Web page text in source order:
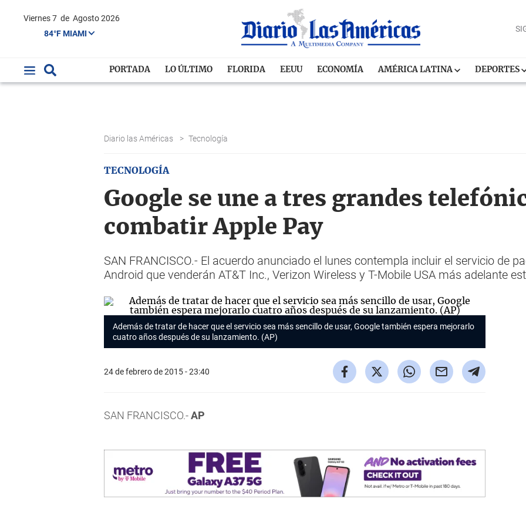
Viernes 7 de Agosto 2026
84°F MIAMI
PORTADA LO ÚLTIMO FLORIDA EEUU ECONOMÍA AMÉRICA LATINA DEPORTES
Diario las Américas > Tecnología
TECNOLOGÍA
Google se une a tres grandes
combatir Apple Pay
SAN FRANCISCO.- El acuerdo anunciado el lunes contempla incluir el servicio de
Android que venderán AT&T Inc., Verizon Wireless y T-Mobile USA más adelante
Además de tratar de hacer que el servicio sea más sencillo de usar, Google también espera mejorarlo
cuatro años después de su lanzamiento. (AP)
24 de febrero de 2015 - 23:40
SAN FRANCISCO.-AP